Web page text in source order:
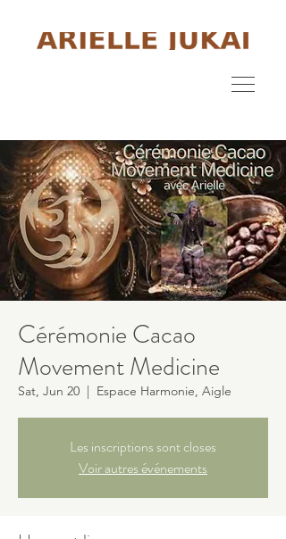
Cérémonie Cacao
Movement Medicine
Sat, Jun 20
  |
Espace Harmonie, Aigle
Les inscriptions sont closes
Voir autres événements